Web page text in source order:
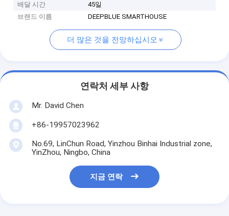
배달 시간
45일
브랜드 이름
DEEPBLUE SMARTHOUSE
더 많은 것을 전망하십시오
연락처 세부 사항
Mr. David Chen
+86-19957023962
No.69, LinChun Road, Yinzhou Binhai Industrial zone,
YinZhou, Ningbo, China
지금 연락